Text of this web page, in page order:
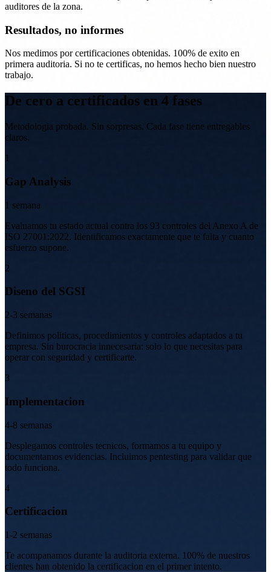
auditores de la zona.
Resultados, no informes
Nos medimos por certificaciones obtenidas. 100% de exito en
primera auditoria. Si no te certificas, no hemos hecho bien nuestro
trabajo.
De cero a certificados en 4 fases
Metodologia probada. Sin sorpresas. Cada fase tiene entregables
claros.
1
Gap Analysis
1 semana
Evaluamos tu estado actual contra los 93 controles del Anexo A de
ISO 27001:2022. Identificamos exactamente que te falta y cuanto
esfuerzo supone.
2
Diseno del SGSI
2-3 semanas
Definimos politicas, procedimientos y controles adaptados a tu
empresa. Sin burocracia innecesaria: solo lo que necesitas para
operar con seguridad y certificarte.
3
Implementacion
4-8 semanas
Desplegamos controles tecnicos, formamos a tu equipo y
documentamos evidencias. Incluimos pentesting para validar que
todo funciona.
4
Certificacion
1-2 semanas
Te acompanamos durante la auditoria externa. 100% de nuestros
clientes han obtenido la certificacion en el primer intento.